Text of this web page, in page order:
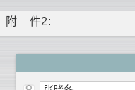
附 件2: